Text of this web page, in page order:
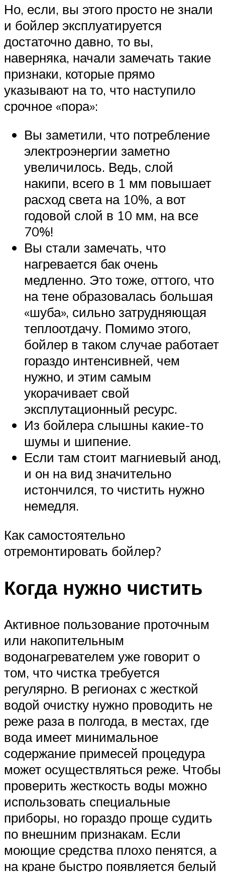
Но, если, вы этого просто не знали
и бойлер эксплуатируется
достаточно давно, то вы,
наверняка, начали замечать такие
признаки, которые прямо
указывают на то, что наступило
срочное «пора»:
Вы заметили, что потребление
электроэнергии заметно
увеличилось. Ведь, слой
накипи, всего в 1 мм повышает
расход света на 10%, а вот
годовой слой в 10 мм, на все
70%!
Вы стали замечать, что
нагревается бак очень
медленно. Это тоже, оттого, что
на тене образовалась большая
«шуба», сильно затрудняющая
теплоотдачу. Помимо этого,
бойлер в таком случае работает
гораздо интенсивней, чем
нужно, и этим самым
укорачивает свой
эксплутационный ресурс.
Из бойлера слышны какие-то
шумы и шипение.
Если там стоит магниевый анод,
и он на вид значительно
истончился, то чистить нужно
немедля.
Как самостоятельно
отремонтировать бойлер?
Когда нужно чистить
Активное пользование проточным
или накопительным
водонагревателем уже говорит о
том, что чистка требуется
регулярно. В регионах с жесткой
водой очистку нужно проводить не
реже раза в полгода, в местах, где
вода имеет минимальное
содержание примесей процедура
может осуществляться реже. Чтобы
проверить жесткость воды можно
использовать специальные
приборы, но гораздо проще судить
по внешним признакам. Если
моющие средства плохо пенятся, а
на кране быстро появляется белый